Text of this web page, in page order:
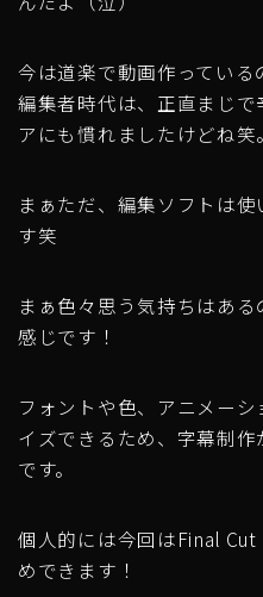
今は道楽で動画作ってい
編集者時代は、正直まじ
アにも慣れましたけどね笑。
まぁただ、編集ソフトは
す笑
まぁ色々思う気持ちはあ
感じです！
フォントや色、アニメー
イズできるため、字幕制
です。
個人的には今回はFinal
めできます！